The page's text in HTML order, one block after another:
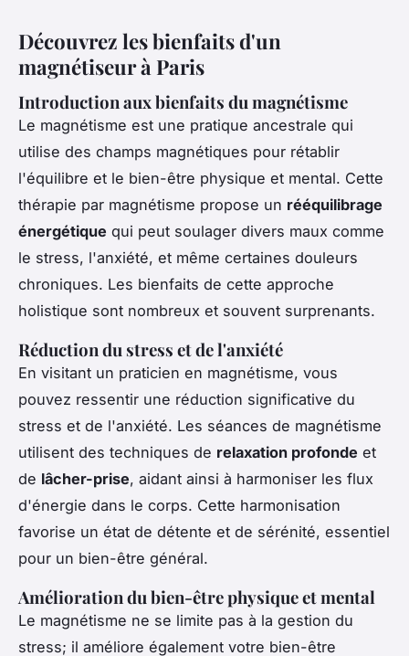
Découvrez les bienfaits d'un
magnétiseur à Paris
Introduction aux bienfaits du magnétisme
Le magnétisme est une pratique ancestrale qui
utilise des champs magnétiques pour rétablir
l'équilibre et le bien-être physique et mental. Cette
thérapie par magnétisme propose un rééquilibrage
énergétique qui peut soulager divers maux comme
le stress, l'anxiété, et même certaines douleurs
chroniques. Les bienfaits de cette approche
holistique sont nombreux et souvent surprenants.
Réduction du stress et de l'anxiété
En visitant un praticien en magnétisme, vous
pouvez ressentir une réduction significative du
stress et de l'anxiété. Les séances de magnétisme
utilisent des techniques de relaxation profonde et
de lâcher-prise, aidant ainsi à harmoniser les flux
d'énergie dans le corps. Cette harmonisation
favorise un état de détente et de sérénité, essentiel
pour un bien-être général.
Amélioration du bien-être physique et mental
Le magnétisme ne se limite pas à la gestion du
stress; il améliore également votre bien-être